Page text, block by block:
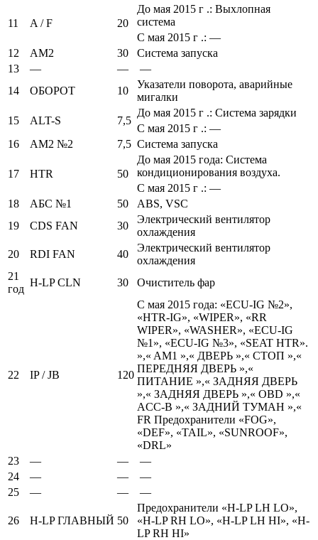
11 A / F 20
До мая 2015 г .: Выхлопная
система
С мая 2015 г .: —
12
AM2 30
Система запуска
13
— —
—
14
ОБОРОТ 10
Указатели поворота, аварийные
мигалки
15
ALT-S 7,5
До мая 2015 г .: Система зарядки
С мая 2015 г .: —
16
АМ2 №2 7,5 Система запуска
17 HTR 50
До мая 2015 года: Система
кондиционирования воздуха.
С мая 2015 г .: —
18
АБС №1 50
ABS, VSC
19
CDS FAN 30
Электрический вентилятор
охлаждения
20
RDI FAN 40
Электрический вентилятор
охлаждения
21
год
H-LP CLN 30 Очиститель фар
22 IP / JB 120
С мая 2015 года: «ECU-IG №2»,
«HTR-IG», «WIPER», «RR
WIPER», «WASHER», «ECU-IG
№1», «ECU-IG №3», «SEAT HTR».
»,« AM1 »,« ДВЕРЬ »,« СТОП »,«
ПЕРЕДНЯЯ ДВЕРЬ »,«
ПИТАНИЕ »,« ЗАДНЯЯ ДВЕРЬ
»,« ЗАДНЯЯ ДВЕРЬ »,« OBD »,«
ACC-B »,« ЗАДНИЙ ТУМАН »,«
FR Предохранители «FOG»,
«DEF», «TAIL», «SUNROOF»,
«DRL»
23
— —
—
24
— —
—
25
— — —
26 H-LP ГЛАВНЫЙ 50
Предохранители «H-LP LH LO»,
«H-LP RH LO», «H-LP LH HI», «H-
LP RH HI»